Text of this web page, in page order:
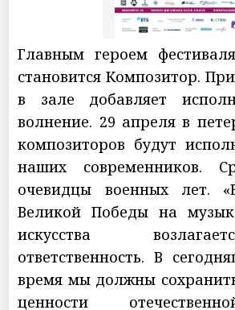
Главным героем
становится Композитор.
в зале добавляет
волнение. 29 апреля в
композиторов будут
наших современников.
очевидцы военных лет.
Великой Победы на
искусства
ответственность. В
время мы должны
ценности